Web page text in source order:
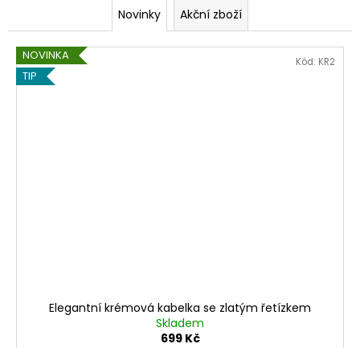
e
n
í
Novinky Akční zboží
NOVINKA
TIP
Elegantní krémová kabelka se zlatým řetízkem
Skladem
699 Kč
Kód: KR2